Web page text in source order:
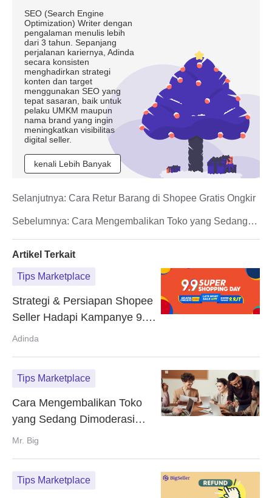
SEO (Search Engine
Optimization) Writer dengan
pengalaman menulis lebih
dari 3 tahun. Sepanjang
perjalanan kariernya, Adinda
secara konsisten
menghadirkan strategi
konten dan target
menggunakan SEO yang
tepat sasaran, baik untuk
pelaku UMKM maupun
nama brand yang ingin
meningkatkan visibilitas
digital seller.
kenali Lebih Banyak
Sebelumnya: Cara Mengembalikan Toko yang Sedang
Selanjutnya: Cara Retur Barang di Shopee Gratis Ongkir
Artikel Terkait
Tips Marketplace
Strategi & Persiapan Shopee
Seller Hadapi Kampanye 9.9
Super Shopping Day
Adinda
Tips Marketplace
Cara Mengembalikan Toko
yang Sedang Dimoderasi
Oleh Tokopedia
Mr. Big
Tips Marketplace